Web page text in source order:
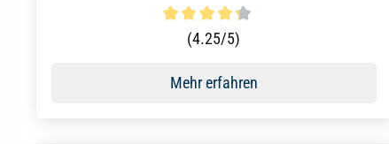
Durchschnittliche Bewertung von 4.2 von 5 Sternen
(4.25/5)
Mehr erfahren